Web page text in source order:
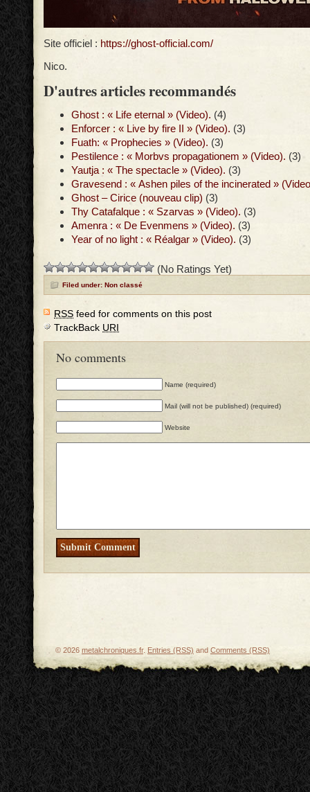
Site officiel : https://ghost-official.com/
Nico.
D'autres articles recommandés
Ghost : « Life eternal » (Video). (4)
Enforcer : « Live by fire II » (Video). (3)
Fuath: « Prophecies » (Video). (3)
Pestilence : « Morbvs propagationem » (Video). (3)
Yautja : « The spectacle » (Video). (3)
Gravesend : « Ashen piles of the incinerated »
Ghost – Cirice (nouveau clip) (3)
Thy Catafalque : « Szarvas » (Video). (3)
Amenra : « De Evenmens » (Video). (3)
Year of no light : « Réalgar » (Video). (3)
(No Ratings Yet)
Filed under: Non classé
RSS feed for comments on this post
TrackBack URI
No comments
Name (required)
Mail (will not be published) (required)
Website
© 2026 metalchroniques.fr. Entries (RSS) and Comments (RSS)